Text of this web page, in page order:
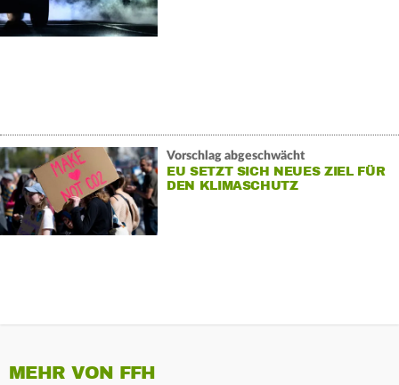
Vorschlag abgeschwächt
EU SETZT SICH NEUES ZIEL FÜR
DEN KLIMASCHUTZ
MEHR VON FFH